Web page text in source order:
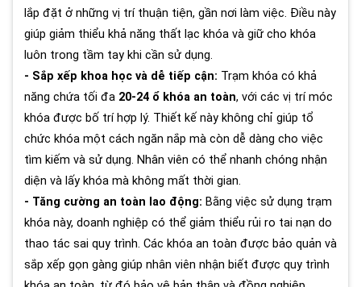
lắp đặt ở những vị trí thuận tiện, gần nơi làm việc. Điều này
giúp giảm thiểu khả năng thất lạc khóa và giữ cho khóa
luôn trong tầm tay khi cần sử dụng.
- Sắp xếp khoa học và dễ tiếp cận: Trạm khóa có khả
năng chứa tối đa 20-24 ổ khóa an toàn, với các vị trí móc
khóa được bố trí hợp lý. Thiết kế này không chỉ giúp tổ
chức khóa một cách ngăn nắp mà còn dễ dàng cho việc
tìm kiếm và sử dụng. Nhân viên có thể nhanh chóng nhận
diện và lấy khóa mà không mất thời gian.
- Tăng cường an toàn lao động: Bằng việc sử dụng trạm
khóa này, doanh nghiệp có thể giảm thiểu rủi ro tai nạn do
thao tác sai quy trình. Các khóa an toàn được bảo quản và
sắp xếp gọn gàng giúp nhân viên nhận biết được quy trình